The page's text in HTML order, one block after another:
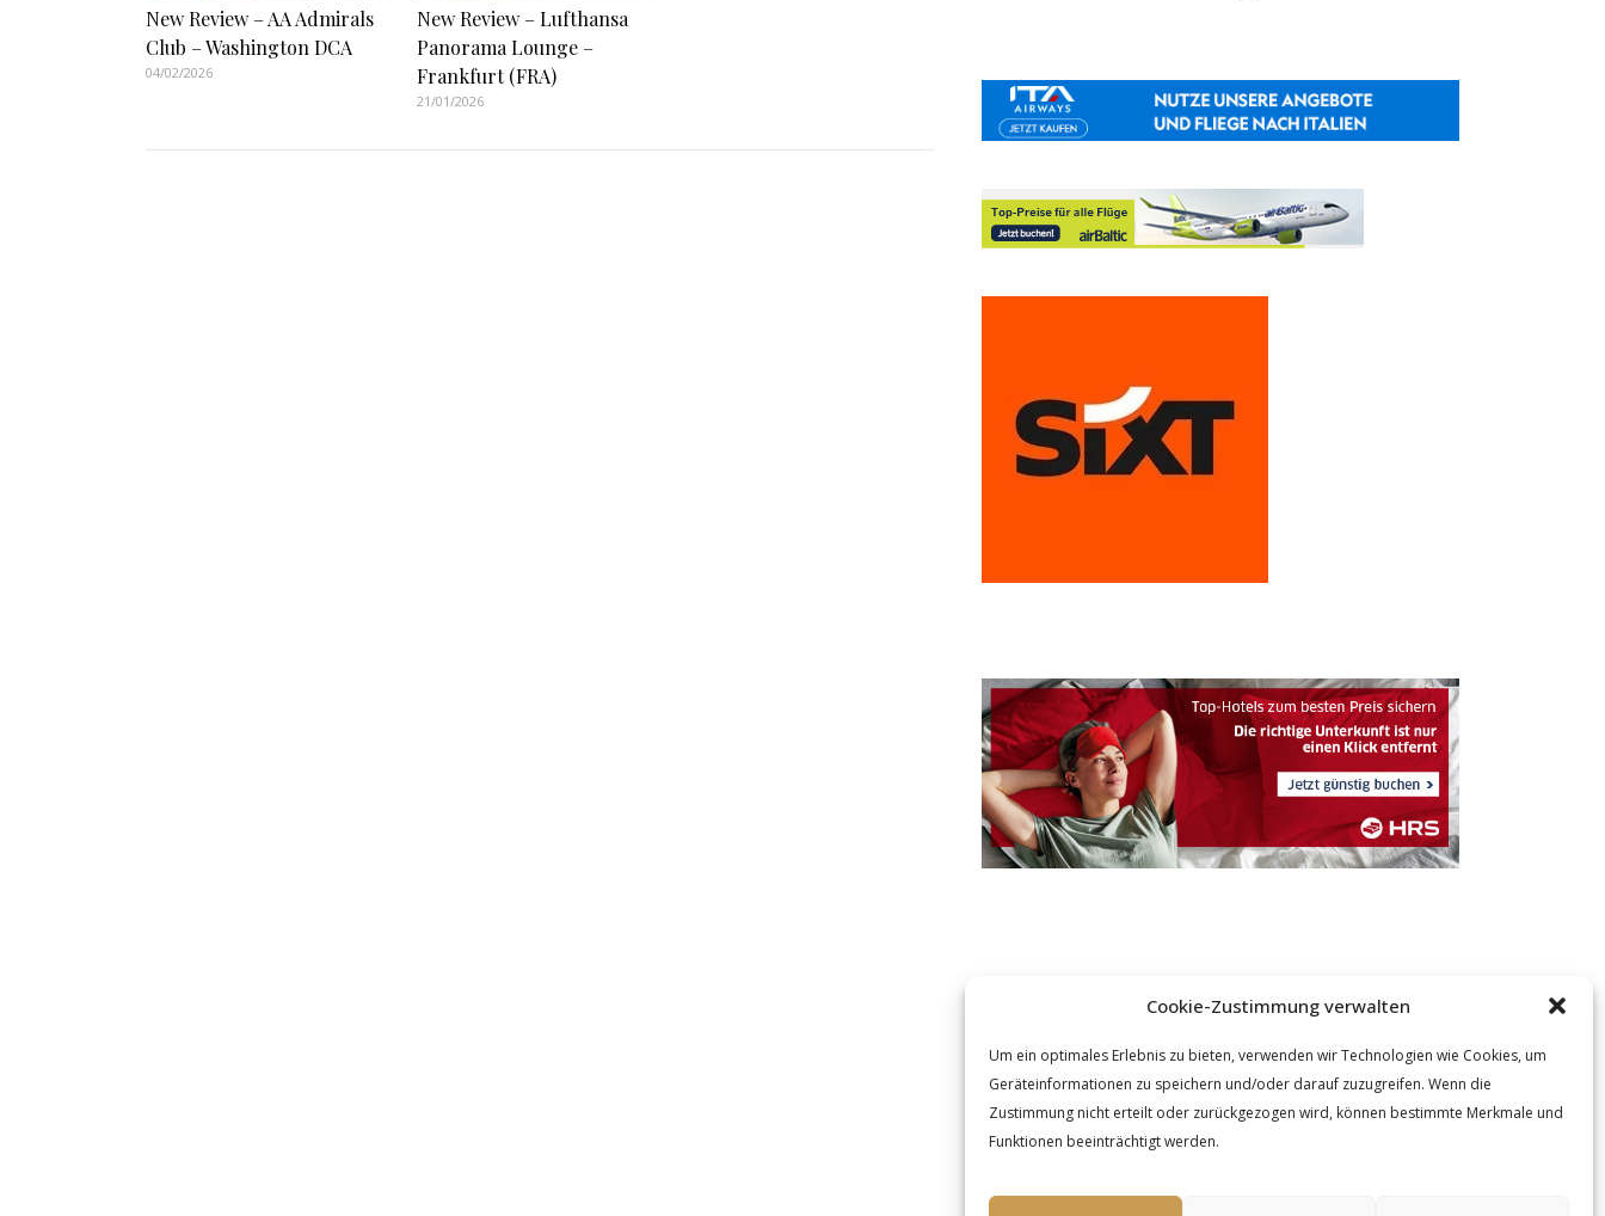
Cookie-Zustimmung verwalten
Um ein optimales Erlebnis zu bieten, verwenden wir Technologien wie Cookies, um
Geräteinformationen zu speichern und/oder darauf zuzugreifen. Wenn die
Zustimmung nicht erteilt oder zurückgezogen wird, können bestimmte Merkmale und
Funktionen beeinträchtigt werden.
New Review – AA Admirals
Club – Washington DCA
04/02/2026
New Review – Lufthansa
Panorama Lounge –
Frankfurt (FRA)
21/01/2026